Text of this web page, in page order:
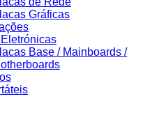
Gráficas
Base / Mainboards /